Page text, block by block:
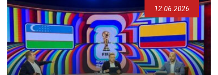
12.06.2026